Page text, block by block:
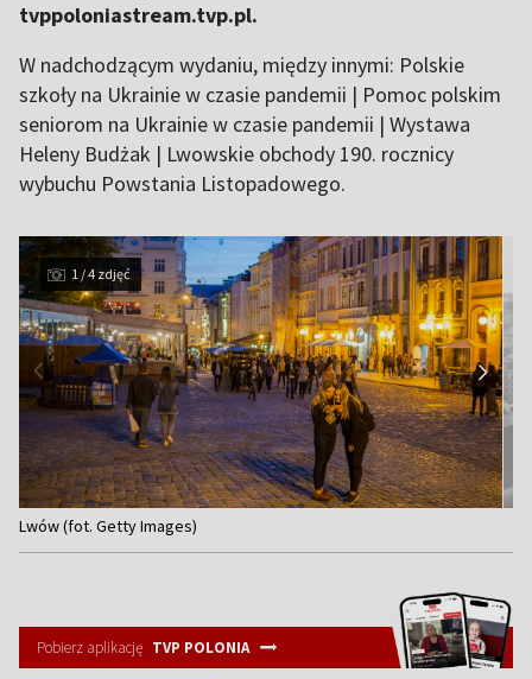
tvppoloniastream.tvp.pl.
W nadchodzącym wydaniu, między innymi: Polskie
szkoły na Ukrainie w czasie pandemii | Pomoc polskim
seniorom na Ukrainie w czasie pandemii | Wystawa
Heleny Budżak | Lwowskie obchody 190. rocznicy
wybuchu Powstania Listopadowego.
1 / 4 zdjęć
Item
1
Lwów (fot. Getty Images)
Pobierz aplikację TVP POLONIA